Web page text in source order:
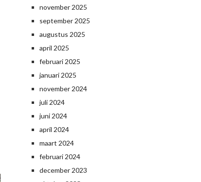
november 2025
september 2025
augustus 2025
april 2025
februari 2025
januari 2025
november 2024
juli 2024
juni 2024
april 2024
maart 2024
februari 2024
december 2023